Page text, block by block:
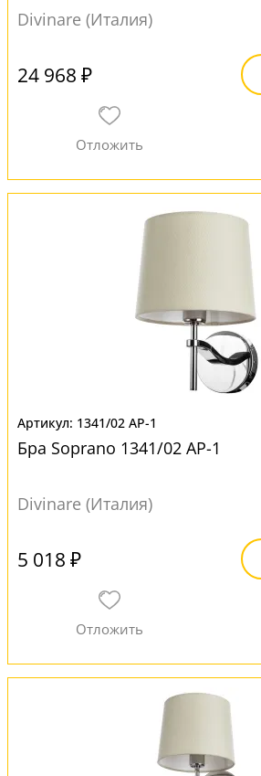
Divinare (Италия)
24 968 ₽
1341/02 AP-1
Бра Soprano 1341/02 AP-1
Divinare (Италия)
5 018 ₽